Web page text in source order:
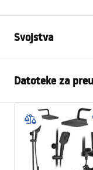
Svojstva
stijenka)
Boja
Tip kabine
Boja stakla
Način otvaranja
Datoteke za
Warunki
WARUNKI
PARAWANY.pdf